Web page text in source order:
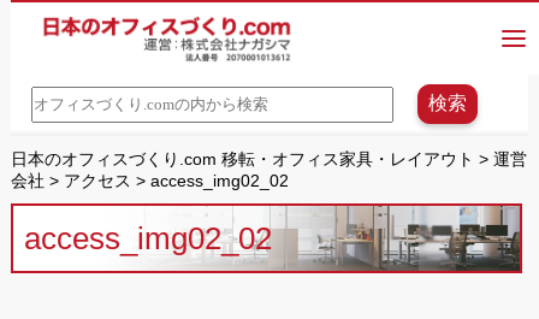
日本のオフィスづくり.com 移転・オフィス家具・レイアウト > 運営
会社 > アクセス > access_img02_02
access_img02_02